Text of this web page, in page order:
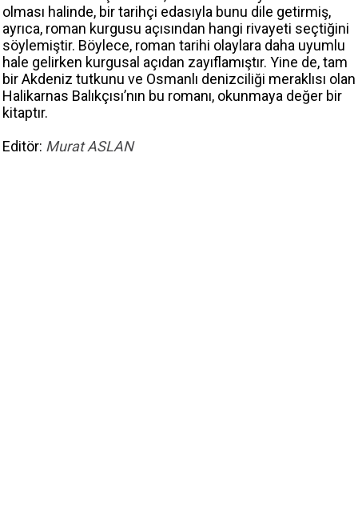
olması halinde, bir tarihçi edasıyla bunu dile getirmiş,
ayrıca, roman kurgusu açısından hangi rivayeti seçtiğini
söylemiştir. Böylece, roman tarihi olaylara daha uyumlu
hale gelirken kurgusal açıdan zayıflamıştır. Yine de, tam
bir Akdeniz tutkunu ve Osmanlı denizciliği meraklısı olan
Halikarnas Balıkçısı’nın bu romanı, okunmaya değer bir
kitaptır.
Editör: Murat ASLAN